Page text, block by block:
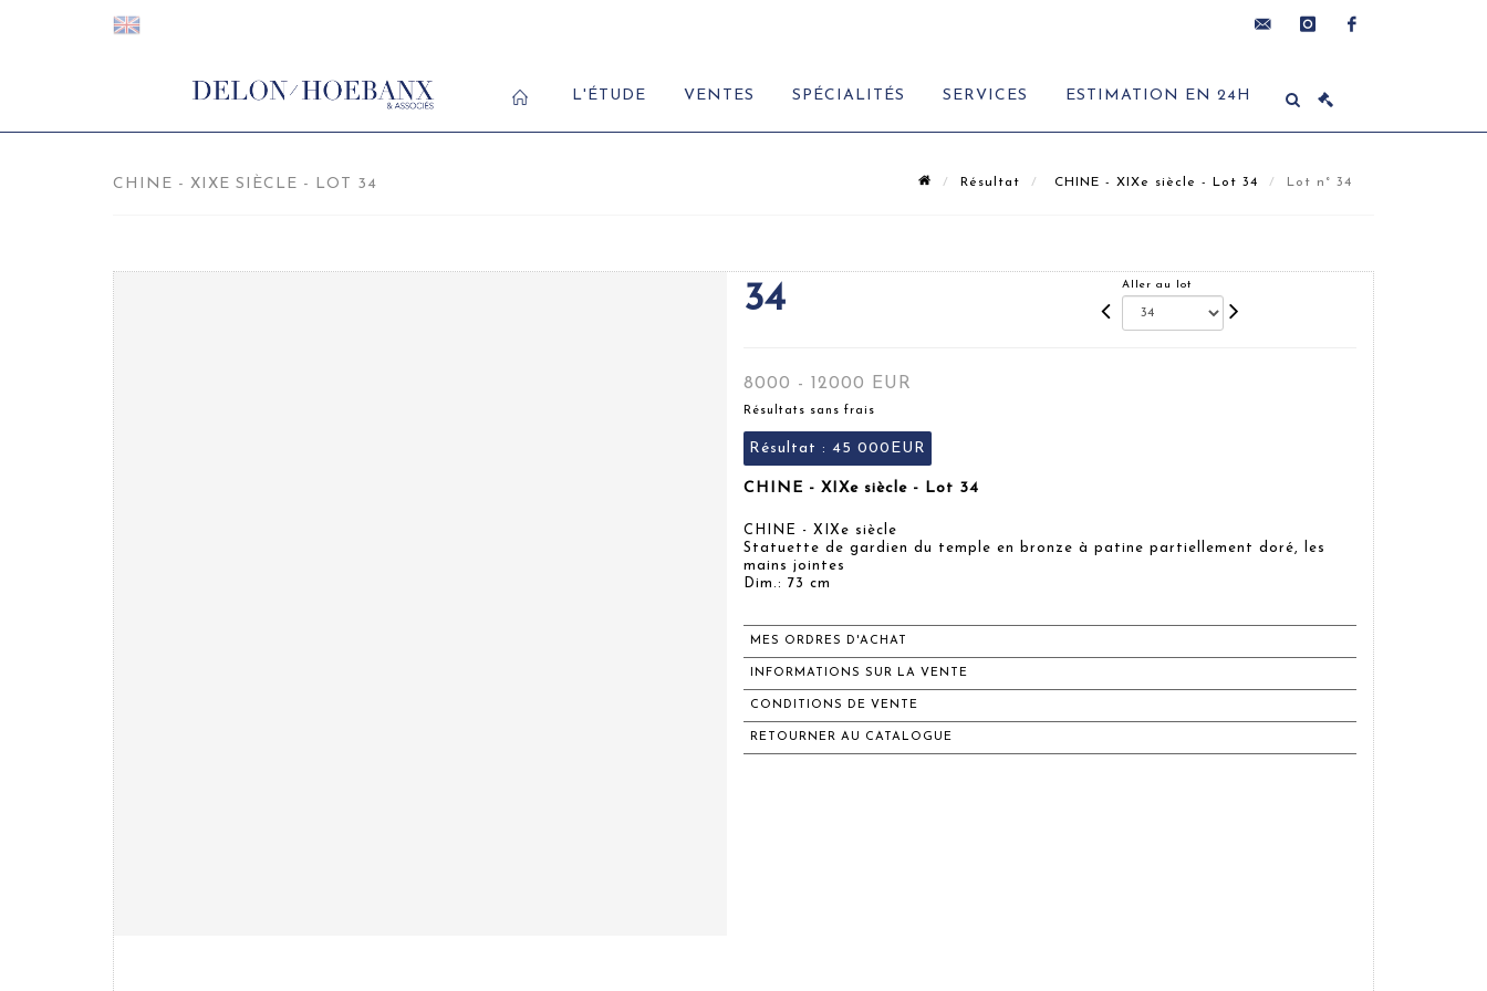
L'ÉTUDE VENTES SPÉCIALITÉS SERVICES ESTIMATION EN 24H
CHINE - XIXE SIÈCLE - LOT 34 Résultat CHINE - XIXe siècle - Lot 34 Lot n° 34
34 Aller au lot
8000 - 12000 EUR
Résultats sans frais
Résultat : 45 000EUR
CHINE - XIXe siècle - Lot 34
CHINE - XIXe siècle
Statuette de gardien du temple en bronze à patine partiellement doré, les
mains jointes
Dim.: 73 cm
MES ORDRES D'ACHAT
INFORMATIONS SUR LA VENTE
CONDITIONS DE VENTE
RETOURNER AU CATALOGUE